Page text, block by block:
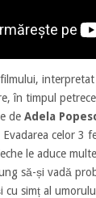
în timpul
de Adela
celor 3
le aduce
să-și vadă
cu simț al